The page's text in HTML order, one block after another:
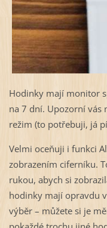
Hodinky mají monitor
na 7 dní. Upozorní
režim (to potřebuji, já
Velmi oceňuji i funkci
zobrazením ciferníku.
rukou, abych si
hodinky mají opravdu
výběr – můžete si je